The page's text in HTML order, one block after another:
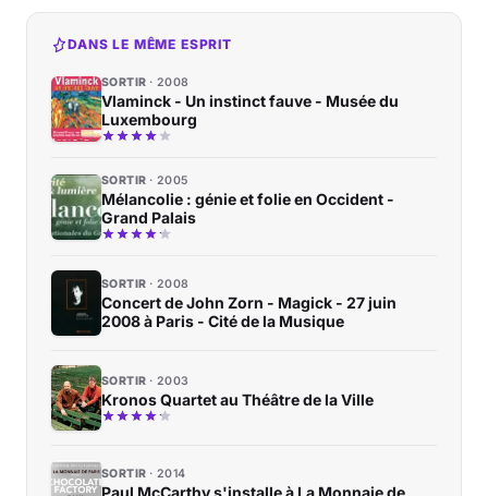
DANS LE MÊME ESPRIT
SORTIR 2008
Vlaminck - Un instinct fauve - Musée du
Luxembourg
SORTIR 2005
Mélancolie : génie et folie en Occident -
Grand Palais
SORTIR 2008
Concert de John Zorn - Magick - 27 juin
2008 à Paris - Cité de la Musique
SORTIR 2003
Kronos Quartet au Théâtre de la Ville
SORTIR 2014